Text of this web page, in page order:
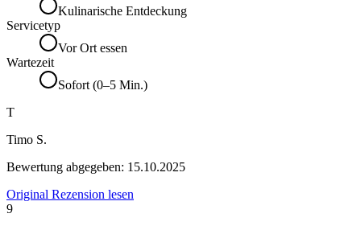
Kulinarische Entdeckung
Servicetyp
Vor Ort essen
Wartezeit
Sofort (0–5 Min.)
T
Timo S.
Bewertung abgegeben: 15.10.2025
Original Rezension lesen
9